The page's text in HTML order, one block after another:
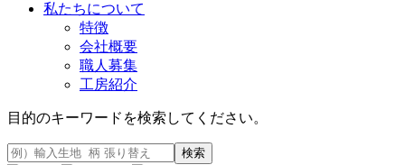
私たちについて
特徴
会社概要
職人募集
工房紹介
目的のキーワードを検索してください。
検索